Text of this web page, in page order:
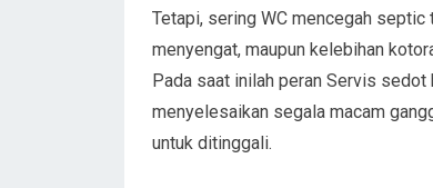
Tetapi, sering WC mencegah septic
menyengat, maupun kelebihan
Pada saat inilah peran Servis
menyelesaikan segala macam
untuk ditinggali.